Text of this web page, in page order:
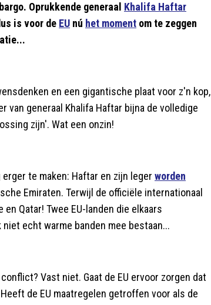
Oprukkende generaal Khalifa Haftar
is voor de EU nú het moment om te zeggen
en een gigantische plaat voor z'n kop,
generaal Khalifa Haftar bijna de volledige
zijn'. Wat een onzin!
te maken: Haftar en zijn leger worden
Emiraten. Terwijl de officiële internationaal
Qatar! Twee EU-landen die elkaars
echt warme banden mee bestaan...
Vast niet. Gaat de EU ervoor zorgen dat
de EU maatregelen getroffen voor als de